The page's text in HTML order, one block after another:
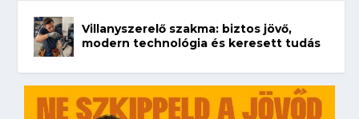
Villanyszerelő szakma: biztos jövő,
modern technológia és keresett tudás